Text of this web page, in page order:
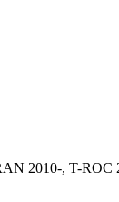
2010-, T-